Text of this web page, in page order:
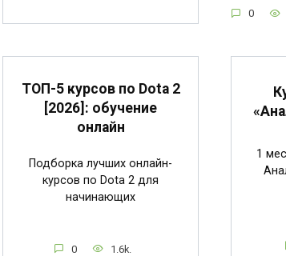
0
ТОП-5 курсов по Dota 2
[2026]: обучение
онлайн
Подборка лучших онлайн-
курсов по Dota 2 для
начинающих
0 1.6k.
1